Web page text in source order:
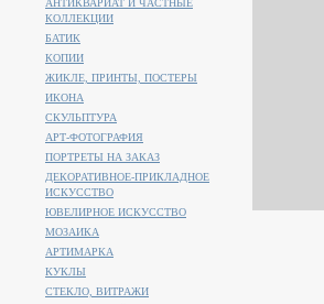
АНТИКВАРИАТ И ЧАСТНЫЕ
КОЛЛЕКЦИИ
БАТИК
КОПИИ
ЖИКЛЕ, ПРИНТЫ, ПОСТЕРЫ
ИКОНА
СКУЛЬПТУРА
АРТ-ФОТОГРАФИЯ
ПОРТРЕТЫ НА ЗАКАЗ
ДЕКОРАТИВНОЕ-ПРИКЛАДНОЕ
ИСКУССТВО
ЮВЕЛИРНОЕ ИСКУССТВО
МОЗАИКА
АРТИМАРКА
КУКЛЫ
СТЕКЛО, ВИТРАЖИ